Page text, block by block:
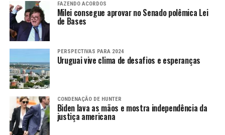
FAZENDO ACORDOS
Milei consegue aprovar no Senado polêmica Lei
de Bases
PERSPECTIVAS PARA 2024
Uruguai vive clima de desafios e esperanças
CONDENAÇÃO DE HUNTER
Biden lava as mãos e mostra independência da
justiça americana